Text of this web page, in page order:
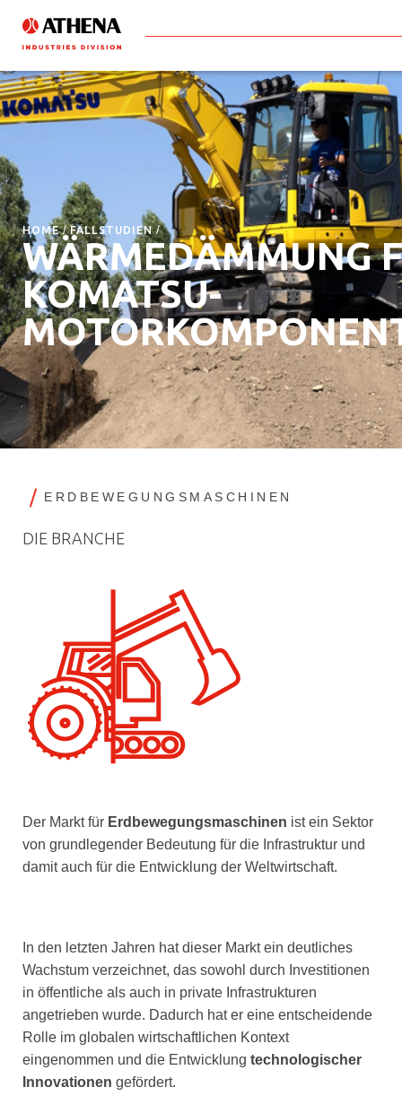
HOME FALLSTUDIEN
WÄRMEDÄMMUNG
KOMATSU-
ERDBEWEGUNGSMASCHINEN
DIE BRANCHE
Der Markt für Erdbewegungsmaschinen ist ein Sektor
von grundlegender Bedeutung für die Infrastruktur und
damit auch für die Entwicklung der Weltwirtschaft.
In den letzten Jahren hat dieser Markt ein deutliches
Wachstum verzeichnet, das sowohl durch Investitionen
in öffentliche als auch in private Infrastrukturen
angetrieben wurde. Dadurch hat er eine entscheidende
Rolle im globalen wirtschaftlichen Kontext
eingenommen und die Entwicklung technologischer
Innovationen gefördert.